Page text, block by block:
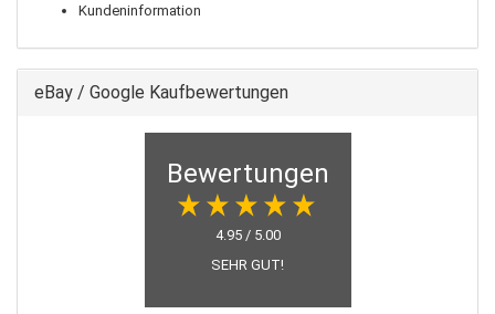
Kundeninformation
eBay / Google Kaufbewertungen
Bewertungen
4.95 / 5.00
SEHR GUT!